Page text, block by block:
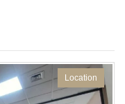
Location